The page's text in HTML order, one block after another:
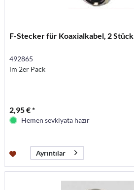
F-Stecker für Koaxialkabel, 2 Stück
492865
im 2er Pack
2,95 € *
Hemen sevkiyata hazır
Ayrıntılar